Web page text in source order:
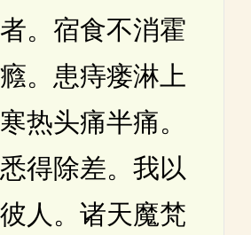
。宿食不消霍
。患痔瘘淋上
热头痛半痛。
得除差。我以
人。诸天魔梵